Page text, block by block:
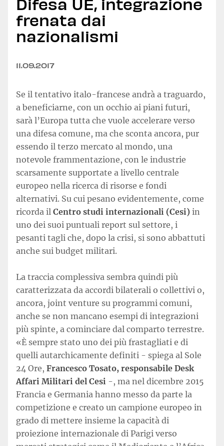
frenata dai
nazionalismi
11.09.2017
Se il tentativo italo-francese andrà a traguardo,
a beneficiarne, con un occhio ai piani futuri,
sarà l’Europa tutta che vuole accelerare verso
una difesa comune, ma che sconta ancora, pur
essendo il terzo mercato al mondo, una
notevole frammentazione, con le industrie
scarsamente supportate a livello centrale
europeo nella ricerca di risorse e fondi
alternativi. Su cui pesano evidentemente, come
ricorda il Centro studi internazionali (Cesi) in
uno dei suoi puntuali report sul settore, i
pesanti tagli che, dopo la crisi, si sono abbattuti
anche sui budget militari.
La traccia complessiva sembra quindi più
caratterizzata da accordi bilaterali o collettivi o,
ancora, joint venture su programmi comuni,
anche se non mancano esempi di integrazioni
più spinte, a cominciare dal comparto terrestre.
«È sempre stato uno dei più frastagliati e di
quelli autarchicamente definiti - spiega al Sole
24 Ore, Francesco Tosato, responsabile Desk
Affari Militari del Cesi -, ma nel dicembre 2015
Francia e Germania hanno messo da parte la
competizione e creato un campione europeo in
grado di mettere insieme la capacità di
proiezione internazionale di Parigi verso